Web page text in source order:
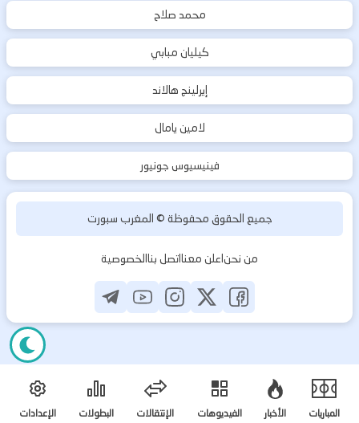
محمد صلاح
كيليان مبابي
إيرلينج هالاند
لامين يامال
فينيسيوس جونيور
جميع الحقوق محفوظة ©المغرب سبورت
من نحناعلن معنااتصل بناالخصوصية
المباريات الأخبار الفيديوهات الإنتقالات البطولات الإعدادات